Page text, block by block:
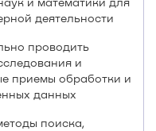
деятельности
проводить
и
приемы обработки и
данных
поиска,